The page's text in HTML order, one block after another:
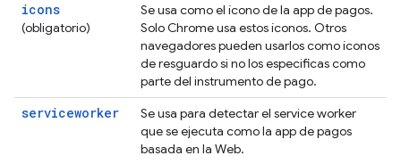
icons
(obligatorio)
Se usa como el ícono de la app de pagos.
Solo Chrome usa estos íconos. Otros
navegadores pueden usarlos como íconos
de resguardo si no los especificas como
parte del instrumento de pago.
serviceworker
Se usa para detectar el service worker
que se ejecuta como la app de pagos
basada en la Web.